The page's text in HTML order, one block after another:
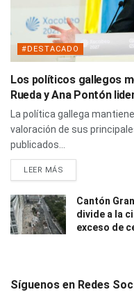
#DESTACADO
Los políticos gallegos
Rueda y Ana Pontón
La política gallega
valoración de sus
publicados...
LEER MÁS
Cantón
divide a la
exceso de
Síguenos en Redes